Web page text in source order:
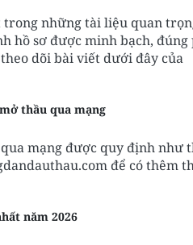
trong những tài liệu quan
hồ sơ được minh bạch, đúng
dõi bài viết dưới đây của
thầu qua mạng
mạng được quy định như
để có thêm
năm 2026